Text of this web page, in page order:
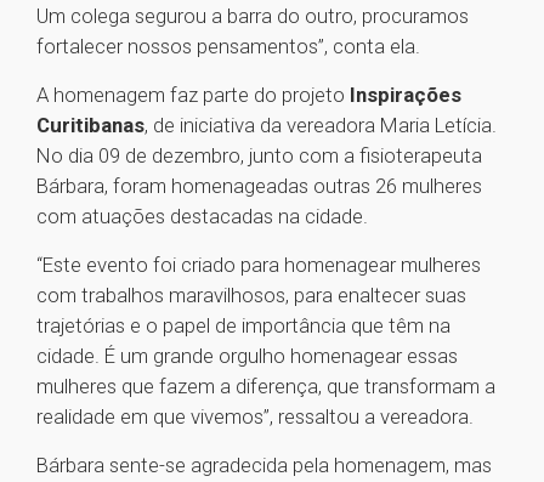
Um colega segurou a barra do outro, procuramos
fortalecer nossos pensamentos”, conta ela.
A homenagem faz parte do projeto Inspirações
Curitibanas, de iniciativa da vereadora Maria Letícia.
No dia 09 de dezembro, junto com a fisioterapeuta
Bárbara, foram homenageadas outras 26 mulheres
com atuações destacadas na cidade.
“Este evento foi criado para homenagear mulheres
com trabalhos maravilhosos, para enaltecer suas
trajetórias e o papel de importância que têm na
cidade. É um grande orgulho homenagear essas
mulheres que fazem a diferença, que transformam a
realidade em que vivemos”, ressaltou a vereadora.
Bárbara sente-se agradecida pela homenagem, mas